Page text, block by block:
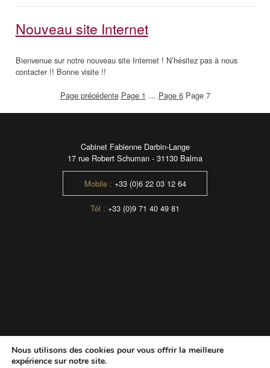
Nouveau site Internet
Bienvenue sur notre nouveau site Internet ! N’hésitez pas à nous
contacter !! Bonne visite !!
Page précédente Page 1 … Page 6 Page 7
Cabinet Fabienne Darbin-Lange
17 rue Robert Schuman - 31130 Balma
Mobile : +33 (0)6 22 03 12 64
Tél : +33 (0)9 71 40 49 81
Nous utilisons des cookies pour vous offrir la meilleure
expérience sur notre site.